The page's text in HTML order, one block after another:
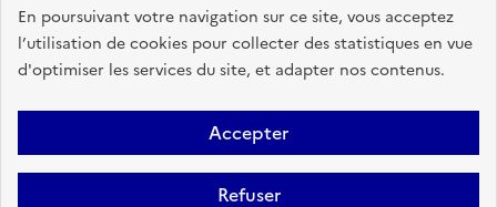
En poursuivant votre navigation sur ce site, vous acceptez
l’utilisation de cookies pour collecter des statistiques en vue
d'optimiser les services du site, et adapter nos contenus.
Accepter
Refuser
Plan du site Accessibilité : partiellement conforme
Mentions
Légales
Données personnelles Gestion des cookies
FAQ